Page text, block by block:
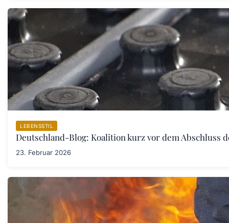
LEBENSSTIL
Deutschland-Blog: Koalition kurz vor dem Abschluss
23. Februar 2026